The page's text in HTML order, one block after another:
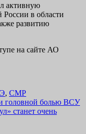
активную
России в области
развитию
на сайте АО
, СМР
головной болью ВСУ
станет очень